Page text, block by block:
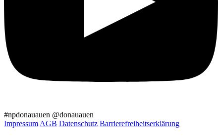
#npdonauauen @donauauen
Impressum AGB Datenschutz Barrierefreiheitserklärung